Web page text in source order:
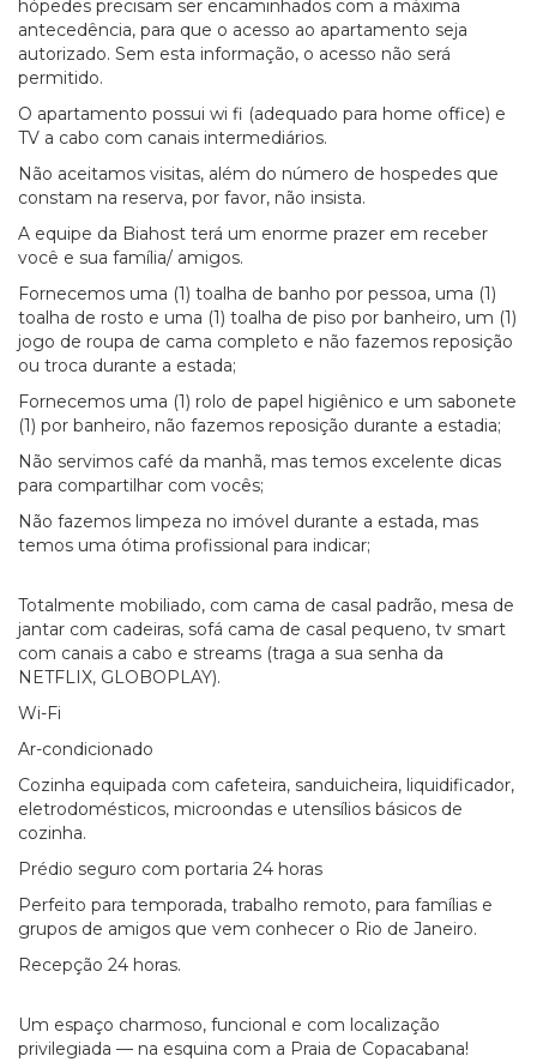
hópedes precisam ser encaminhados com a máxima
antecedência, para que o acesso ao apartamento seja
autorizado. Sem esta informação, o acesso não será
permitido.
O apartamento possui wi fi (adequado para home office) e
TV a cabo com canais intermediários.
Não aceitamos visitas, além do número de hospedes que
constam na reserva, por favor, não insista.
A equipe da Biahost terá um enorme prazer em receber
você e sua família/ amigos.
Fornecemos uma (1) toalha de banho por pessoa, uma (1)
toalha de rosto e uma (1) toalha de piso por banheiro, um (1)
jogo de roupa de cama completo e não fazemos reposição
ou troca durante a estada;
Fornecemos uma (1) rolo de papel higiênico e um sabonete
(1) por banheiro, não fazemos reposição durante a estadia;
Não servimos café da manhã, mas temos excelente dicas
para compartilhar com vocês;
Não fazemos limpeza no imóvel durante a estada, mas
temos uma ótima profissional para indicar;
Totalmente mobiliado, com cama de casal padrão, mesa de
jantar com cadeiras, sofá cama de casal pequeno, tv smart
com canais a cabo e streams (traga a sua senha da
NETFLIX, GLOBOPLAY).
Wi-Fi
Ar-condicionado
Cozinha equipada com cafeteira, sanduicheira, liquidificador,
eletrodomésticos, microondas e utensílios básicos de
cozinha.
Prédio seguro com portaria 24 horas
Perfeito para temporada, trabalho remoto, para famílias e
grupos de amigos que vem conhecer o Rio de Janeiro.
Recepção 24 horas.
Um espaço charmoso, funcional e com localização
privilegiada — na esquina com a Praia de Copacabana!